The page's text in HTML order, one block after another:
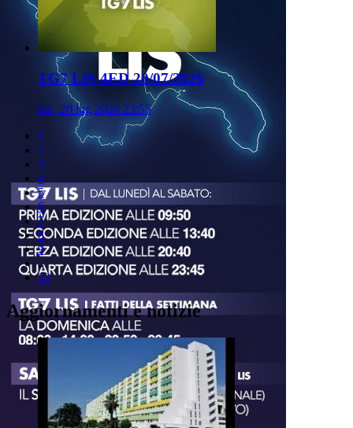
TG7 LIS 4ED 20/07/2026
lun, 20 lug 2026 23:55
1
2
3
4
5
6
7
8
9
..
22
Aggiornamenti e notizie